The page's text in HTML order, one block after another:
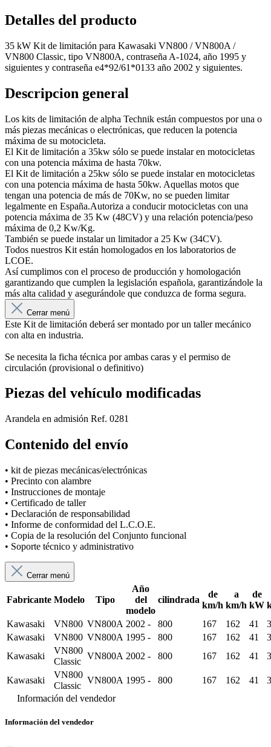
Detalles del producto
35 kW Kit de limitación para Kawasaki VN800 / VN800A /
VN800 Classic, tipo VN800A, contraseña A-1024, año 1995 y
siguientes y contraseña e4*92/61*0133 año 2002 y siguientes.
Descripcion general
Los kits de limitación de alpha Technik están compuestos por una o
más piezas mecánicas o electrónicas, que reducen la potencia
máxima de su motocicleta.
El Kit de limitación a 35kw sólo se puede instalar en motocicletas
con una potencia máxima de hasta 70kw.
El Kit de limitación a 25kw sólo se puede instalar en motocicletas
con una potencia máxima de hasta 50kw. Aquellas motos que
tengan una potencia de más de 70Kw, no se pueden limitar
legalmente en España.Autoriza a conducir motocicletas con una
potencia máxima de 35 Kw (48CV) y una relación potencia/peso
máxima de 0,2 Kw/Kg.
También se puede instalar un limitador a 25 Kw (34CV).
Todos nuestros Kit están homologados en los laboratorios de
LCOE.
Así cumplimos con el proceso de producción y homologación
garantizando que cumplen la legislación española, garantizándole la
más alta calidad y asegurándole que conduzca de forma segura.
Cerrar menú
Este Kit de limitación deberá ser montado por un taller mecánico
con alta en industria.
Se necesita la ficha técnica por ambas caras y el permiso de
circulación (provisional o definitivo)
Piezas del vehículo modificadas
Arandela en admisión Ref. 0281
Contenido del envío
• kit de piezas mecánicas/electrónicas
• Precinto con alambre
• Instrucciones de montaje
• Certificado de taller
• Declaración de responsabilidad
• Informe de conformidad del L.C.O.E.
• Copia de la resolución del Conjunto funcional
• Soporte técnico y administrativo
Cerrar menú
Fabricante Modelo Tipo
Año
del
modelo
cilindrada
de
km/h
a
km/h
de
kW
Kawasaki
VN800 VN800A 2002 - 800 167 162 41
Kawasaki
VN800 VN800A 1995 - 800 167 162 41
Kawasaki
VN800
Classic
VN800A 2002 - 800 167 162 41
Kawasaki
VN800
Classic
VN800A 1995 - 800 167 162 41
Información del vendedor
Información del vendedor